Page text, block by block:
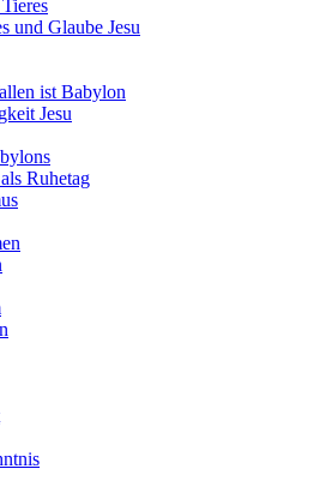
und Glaube Jesu
ist Babylon
Jesu
Ruhetag